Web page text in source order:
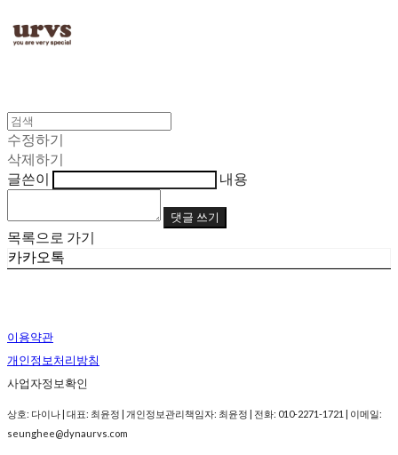
수정하기
삭제하기
글쓴이
내용
댓글 쓰기
목록으로 가기
카카오톡
이용약관
개인정보처리방침
사업자정보확인
상호: 다이나 | 대표: 최윤정 | 개인정보관리책임자: 최윤정 | 전화: 010-2271-1721 | 이메일:
seunghee@dynaurvs.com